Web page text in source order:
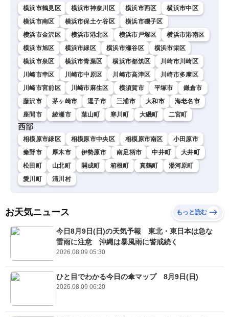
横浜市鶴見区 横浜市神奈川区 横浜市西区
横浜市中区
横浜市南区
横浜市保土ケ谷区
横浜市磯子区
横浜市金沢区
横浜市港北区 横浜市戸塚区
横浜市港南区
横浜市旭区
横浜市緑区 横浜市瀬谷区
横浜市栄区
横浜市泉区
横浜市青葉区 横浜市都筑区
川崎市川崎区
川崎市幸区
川崎市中原区 川崎市高津区
川崎市多摩区
川崎市宮前区
川崎市麻生区 横須賀市 平塚市
鎌倉市
藤沢市
茅ヶ崎市 逗子市 三浦市 大和市
海老名市
座間市
綾瀬市 葉山町 寒川町 大磯町 二宮町
西部
相模原市緑区 相模原市中央区 相模原市南区
小田原市
秦野市
厚木市 伊勢原市 南足柄市 中井町
大井町
松田町
山北町 開成町 箱根町 真鶴町
湯河原町
愛川町
清川村
お天気ニュース もっと読む
今日8月9日(日)の天気予報 東北・東日本は急な
雷雨に注意 沖縄は暴風雨に警戒続く
2026.08.09 05:30
ひと目でわかる今日の傘マップ 8月9日(日)
2026.08.09 06:20